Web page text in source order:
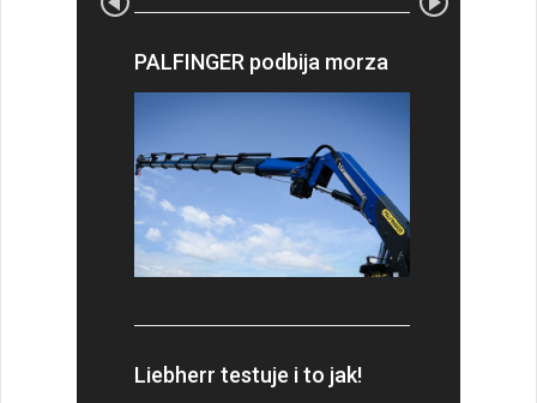
PALFINGER podbija morza
Liebherr testuje i to jak!